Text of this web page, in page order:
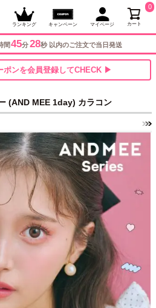
ランキング キャンペーン マイページ カート
0
間 45分26秒 以内のご注文で当日発送
ポンを会員登録してCHECK ▶
(AND MEE 1day) カラコン